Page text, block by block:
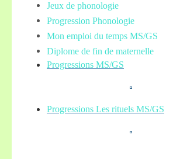
Jeux de phonologie
Progression Phonologie
Mon emploi du temps MS/GS
Diplome de fin de maternelle
Progressions MS/GS
Progressions Les rituels MS/GS